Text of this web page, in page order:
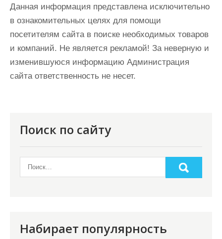
Данная информация представлена исключительно
в ознакомительных целях для помощи
посетителям сайта в поиске необходимых товаров
и компаний. Не является рекламой! За неверную и
изменившуюся информацию Администрация
сайта ответственность не несет.
Поиск по сайту
Набирает популярность